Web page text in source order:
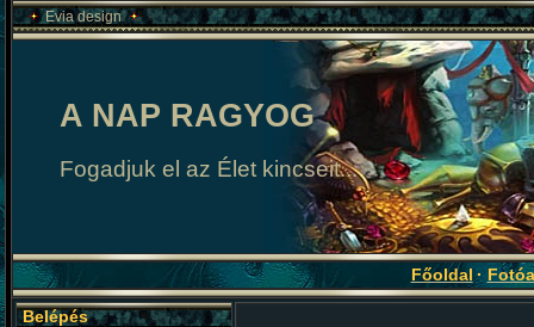
Evia design
A NAP RAGYOG
Fogadjuk el az Élet kincseit...
Főoldal ·
Belépés